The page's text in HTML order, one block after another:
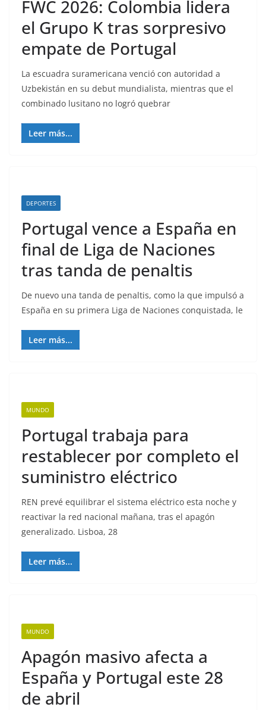
FWC 2026: Colombia lidera
el Grupo K tras sorpresivo
empate de Portugal
La escuadra suramericana venció con autoridad a
Uzbekistán en su debut mundialista, mientras que el
combinado lusitano no logró quebrar
Leer más...
DEPORTES
Portugal vence a España en
final de Liga de Naciones
tras tanda de penaltis
De nuevo una tanda de penaltis, como la que impulsó a
España en su primera Liga de Naciones conquistada, le
Leer más...
MUNDO
Portugal trabaja para
restablecer por completo el
suministro eléctrico
REN prevé equilibrar el sistema eléctrico esta noche y
reactivar la red nacional mañana, tras el apagón
generalizado. Lisboa, 28
Leer más...
MUNDO
Apagón masivo afecta a
España y Portugal este 28
de abril